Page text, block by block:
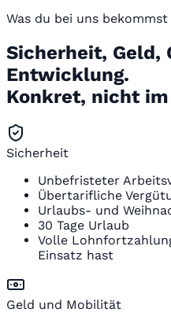
Was du bei uns bekommst
Sicherheit, Geld,
Entwicklung.
Konkret, nicht
Sicherheit
Unbefristeter
Übertarifliche
Urlaubs- und
30 Tage Urlaub
Volle
Einsatz hast
Geld und Mobilität